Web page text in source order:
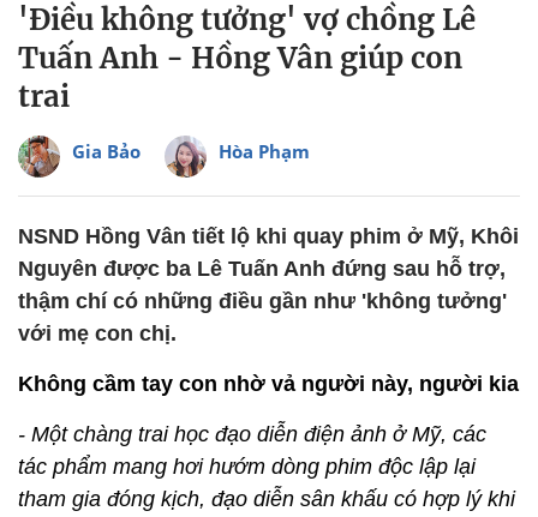
'Điều không tưởng' vợ chồng Lê
Tuấn Anh - Hồng Vân giúp con
trai
Gia Bảo Hòa Phạm
NSND Hồng Vân tiết lộ khi quay phim ở Mỹ, Khôi
Nguyên được ba Lê Tuấn Anh đứng sau hỗ trợ,
thậm chí có những điều gần như 'không tưởng'
với mẹ con chị.
Không cầm tay con nhờ vả người này, người kia
- Một chàng trai học đạo diễn điện ảnh ở Mỹ, các
tác phẩm mang hơi hướm dòng phim độc lập lại
tham gia đóng kịch, đạo diễn sân khấu có hợp lý khi